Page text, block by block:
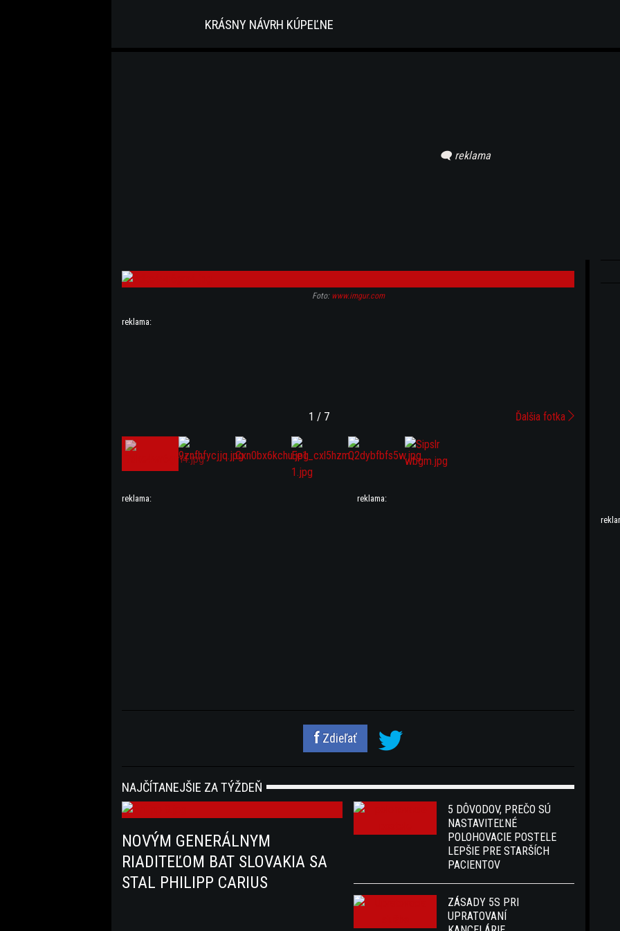
KRÁSNY NÁVRH KÚPEĽNE
Foto: www.imgur.com
reklama:
1 / 7 Ďalšia fotka
reklama: reklama:
Zdieľať
NAJČÍTANEJŠIE ZA TÝŽDEŇ
NOVÝM GENERÁLNYM
RIADITEĽOM BAT SLOVAKIA SA
STAL PHILIPP CARIUS
5 DÔVODOV, PREČO SÚ
NASTAVITEĽNÉ
POLOHOVACIE POSTELE
LEPŠIE PRE STARŠÍCH
PACIENTOV
ZÁSADY 5S PRI
UPRATOVANÍ